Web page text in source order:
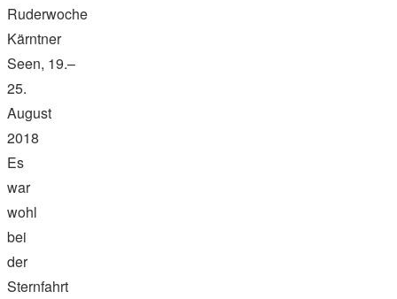
Ruderwoche
Kärntner
Seen, 19.–
25.
August
2018
Es
war
wohl
bei
der
Sternfahrt